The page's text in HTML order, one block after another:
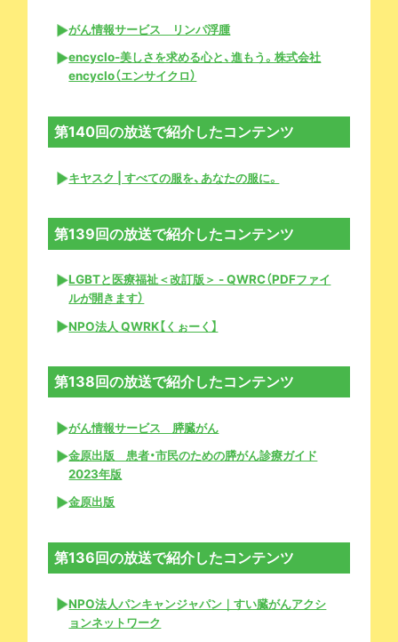
がん情報サービス リンパ浮腫
encyclo-美しさを求める心と、進もう。株式会社
encyclo（エンサイクロ）
第140回の放送で紹介したコンテンツ
キヤスク | すべての服を、あなたの服に。
第139回の放送で紹介したコンテンツ
LGBTと医療福祉＜改訂版＞ - QWRC（PDFファイ
ルが開きます）
NPO法人 QWRK【くぉーく】
第138回の放送で紹介したコンテンツ
がん情報サービス 膵臓がん
金原出版 患者・市民のための膵がん診療ガイド
2023年版
金原出版
第136回の放送で紹介したコンテンツ
NPO法人パンキャンジャパン｜すい臓がんアクシ
ョンネットワーク